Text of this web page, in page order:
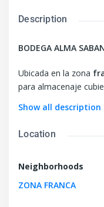
Description
BODEGA ALMA
Ubicada en la zona
para almacenaje
de las mercancías,
Show all description
Location
Neighborhoods
ZONA FRANCA